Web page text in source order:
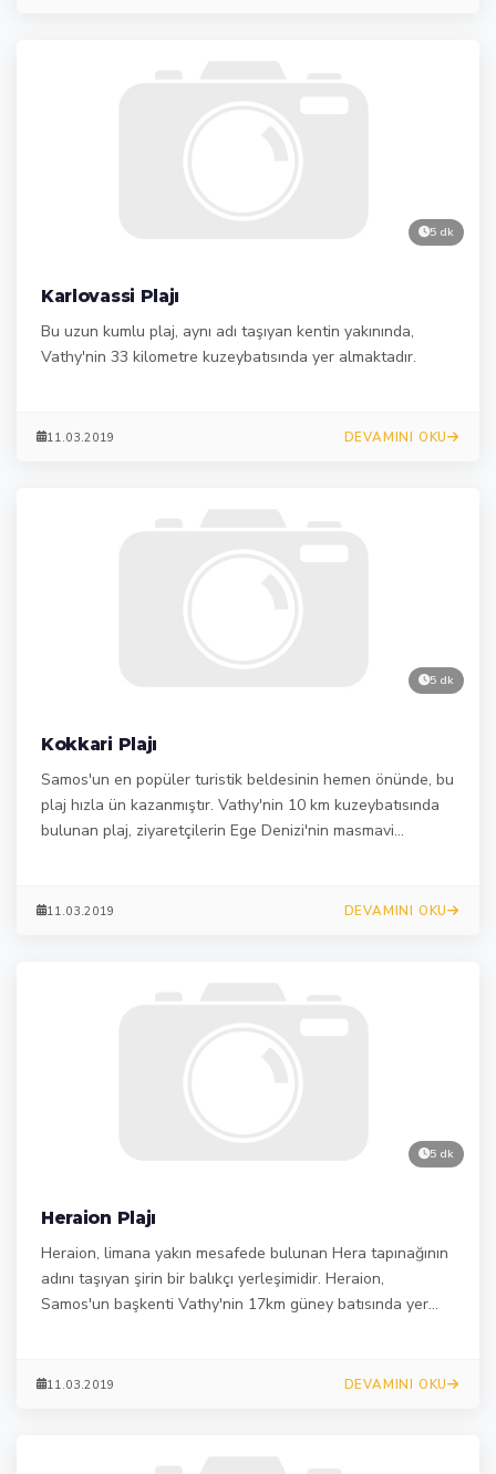
5 dk
Karlovassi Plajı
Bu uzun kumlu plaj, aynı adı taşıyan kentin yakınında,
Vathy'nin 33 kilometre kuzeybatısında yer almaktadır.
11.03.2019 DEVAMINI OKU
5 dk
Kokkari Plajı
Samos'un en popüler turistik beldesinin hemen önünde, bu
plaj hızla ün kazanmıştır. Vathy'nin 10 km kuzeybatısında
bulunan plaj, ziyaretçilerin Ege Denizi'nin masmavi
11.03.2019 DEVAMINI OKU
5 dk
Heraion Plajı
Heraion, limana yakın mesafede bulunan Hera tapınağının
adını taşıyan şirin bir balıkçı yerleşimidir. Heraion,
Samos'un başkenti Vathy'nin 17km güney batısında yer
11.03.2019 DEVAMINI OKU